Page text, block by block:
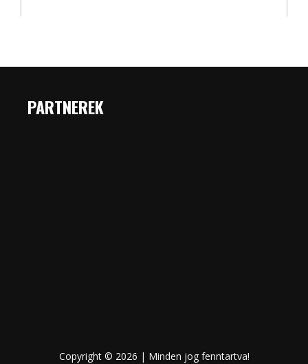
PARTNEREK
Copyright © 2026 | Minden jog fenntartva!